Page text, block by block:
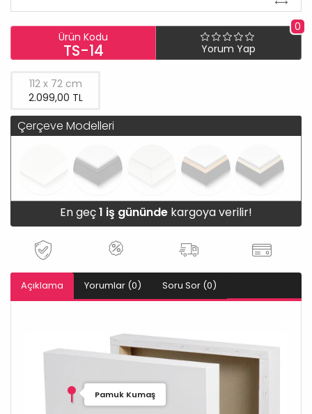
Ürün Kodu
TS-14
0
Yorum Yap
112 x 72 cm
2.099,00 TL
Çerçeve Modelleri
En geç1 iş gününde kargoya verilir!
Açıklama Yorumlar (0) Soru Sor (0)
Pamuk Kumaş